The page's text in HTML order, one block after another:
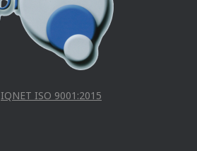
IQNET ISO 9001:2015